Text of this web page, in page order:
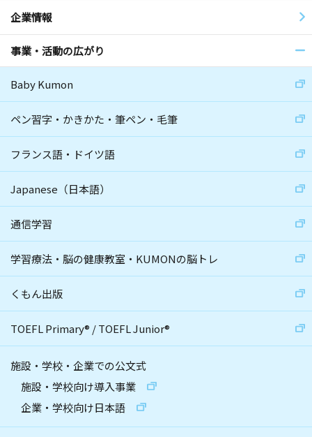
企業情報
事業・活動の広がり
Baby Kumon
ペン習字・かきかた・筆ペン・毛筆
フランス語・ドイツ語
Japanese（日本語）
通信学習
学習療法・脳の健康教室・KUMONの脳トレ
くもん出版
TOEFL Primary® /TOEFL Junior®
施設・学校・企業での公文式
施設・学校向け導入事業
企業・学校向け日本語